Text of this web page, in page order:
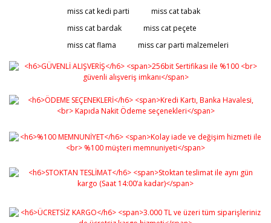
miss cat kedi parti
miss cat tabak
miss cat bardak
miss cat peçete
miss cat flama
miss car parti malzemeleri